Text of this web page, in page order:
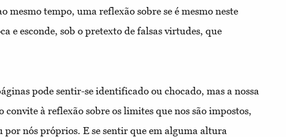
mesmo tempo, uma reflexão sobre se é mesmo neste
e esconde, sob o pretexto de falsas virtudes, que
pode sentir-se identificado ou chocado, mas a nossa
convite à reflexão sobre os limites que nos são impostos,
por nós próprios. E se sentir que em alguma altura